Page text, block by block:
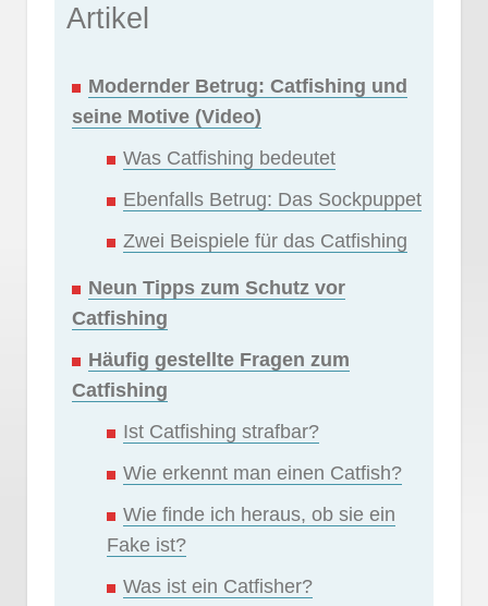
Artikel
Modernder Betrug: Catfishing und
seine Motive (Video)
Was Catfishing bedeutet
Ebenfalls Betrug: Das Sockpuppet
Zwei Beispiele für das Catfishing
Neun Tipps zum Schutz vor
Catfishing
Häufig gestellte Fragen zum
Catfishing
Ist Catfishing strafbar?
Wie erkennt man einen Catfish?
Wie finde ich heraus, ob sie ein
Fake ist?
Was ist ein Catfisher?